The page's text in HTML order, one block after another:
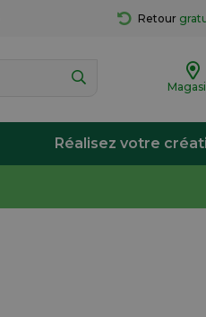
Retour
Réalisez votre